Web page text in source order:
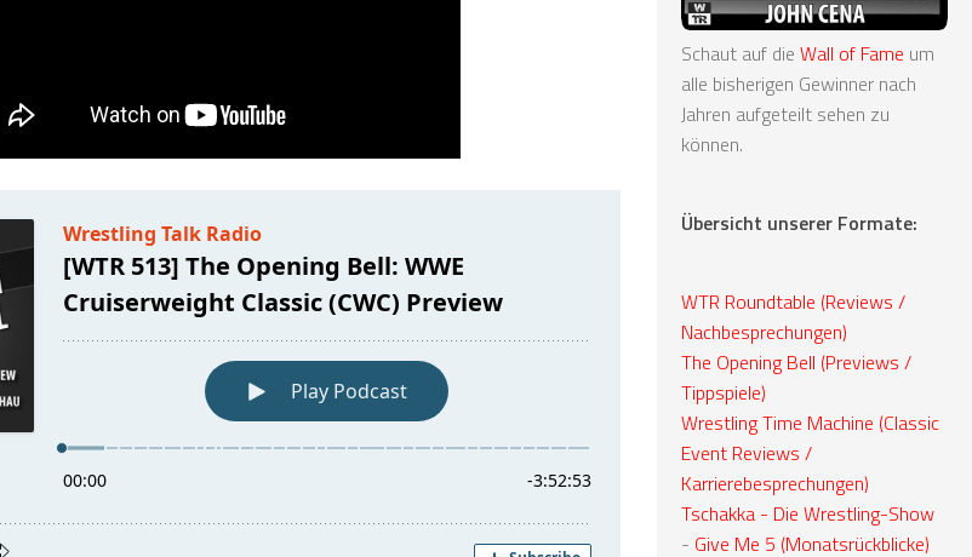
Schaut auf die Wall of Fame um
alle bisherigen Gewinner nach
Jahren aufgeteilt sehen zu
können.
Übersicht unserer Formate:
WTR Roundtable (Reviews /
Nachbesprechungen)
The Opening Bell (Previews /
Tippspiele)
Wrestling Time Machine (Classic
Event Reviews /
Karrierebesprechungen)
Tschakka - Die Wrestling-Show
- Give Me 5 (Monatsrückblicke)